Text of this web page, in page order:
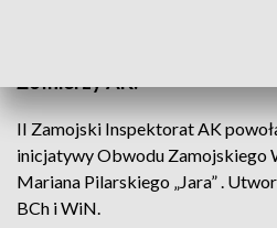
Żołnierzy AK.
II Zamojski Inspektorat AK
inicjatywy Obwodu Zamojskiego
Mariana Pilarskiego „Jara” .
BCh i WiN.